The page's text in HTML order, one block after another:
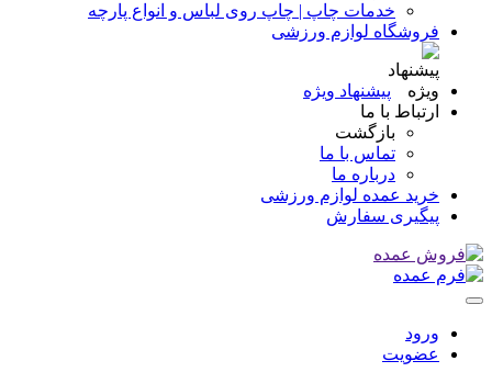
خدمات چاپ | چاپ روی لباس و انواع پارچه
فروشگاه لوازم ورزشی
پیشنهاد ویژه
ارتباط با ما
بازگشت
تماس با ما
درباره ما
خرید عمده لوازم ورزشی
پیگیری سفارش
ورود
عضویت